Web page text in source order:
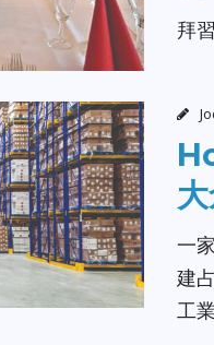
拜
一
建
工